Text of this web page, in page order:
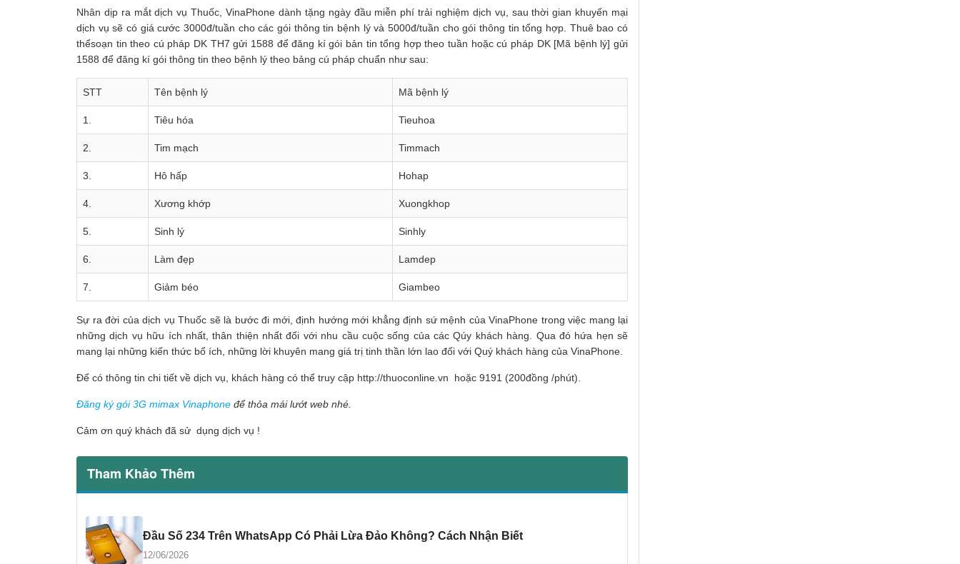
Nhân dịp ra mắt dịch vụ Thuốc, VinaPhone dành tặng ngày đầu miễn phí trải nghiệm dịch vụ, sau thời gian khuyến mại
dịch vụ sẽ có giá cước 3000đ/tuần cho các gói thông tin bệnh lý và 5000đ/tuần cho gói thông tin tổng hợp. Thuê bao có
thểsoạn tin theo cú pháp DK TH7 gửi 1588 để đăng kí gói bản tin tổng hợp theo tuần hoặc cú pháp DK [Mã bệnh lý] gửi
1588 để đăng kí gói thông tin theo bệnh lý theo bảng cú pháp chuẩn như sau:
STT Tên bệnh lý Mã bệnh lý
1. Tiêu hóa Tieuhoa
2. Tim mạch Timmach
3. Hô hấp Hohap
4. Xương khớp Xuongkhop
5. Sinh lý Sinhly
6. Làm đẹp Lamdep
7. Giảm béo Giambeo
Sự ra đời của dịch vụ Thuốc sẽ là bước đi mới, định hướng mới khẳng định sứ mệnh của VinaPhone trong việc mang lại
những dịch vụ hữu ích nhất, thân thiện nhất đối với nhu cầu cuộc sống của các Qúy khách hàng. Qua đó hứa hẹn sẽ
mang lại những kiến thức bổ ích, những lời khuyên mang giá trị tinh thần lớn lao đối với Quý khách hàng của VinaPhone.
Để có thông tin chi tiết về dịch vụ, khách hàng có thể truy cập http://thuoconline.vn hoặc 9191 (200đồng /phút).
Đăng ký gói 3G mimax Vinaphone để thỏa mái lướt web nhé.
Cảm ơn quý khách đã sử dụng dịch vụ !
Tham Khảo Thêm
Đầu Số 234 Trên WhatsApp Có Phải Lừa Đảo Không? Cách Nhận Biết
12/06/2026